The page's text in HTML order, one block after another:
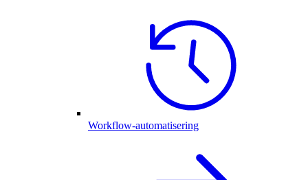
Workflow-automatisering